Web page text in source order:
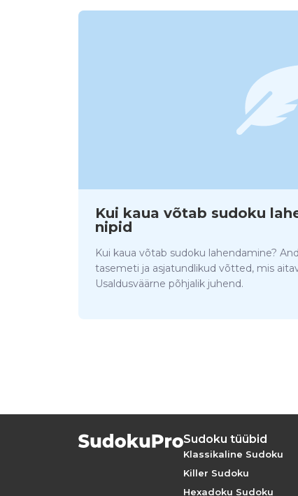
Kui kaua võtab sudoku
nipid
Kui kaua võtab sudoku lahendamine?
tasemeti ja asjatundlikud võtted, mis
Usaldusväärne põhjalik juhend.
Sudoku tüübid
Klassikaline Sudoku
Killer Sudoku
Hexadoku Sudoku